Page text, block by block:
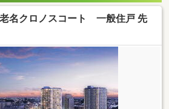
名クロノスコート 一般住戸 先